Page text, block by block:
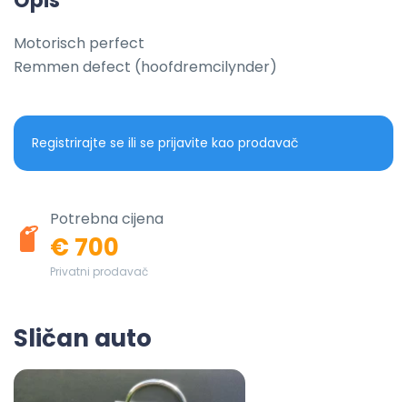
Motorisch perfect
Remmen defect (hoofdremcilynder)
Registrirajte se ili se prijavite kao prodavač
Potrebna cijena
€ 700
Privatni prodavač
Sličan auto